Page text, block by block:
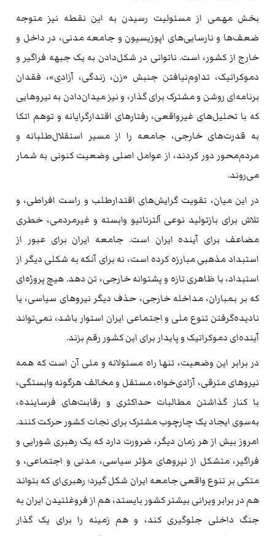
بخش مهمی از مسئولیت رسیدن به این نقطه نیز متوجه
ضعف‌ها و نارسایی‌های اپوزیسیون و جامعه مدنی، در داخل و
خارج از کشور، است. ناتوانی در شکل‌دادن به یک جبهه فراگیر و
دموکراتیک، تداوم‌نیافتن جنبش «زن، زندگی، آزادی»، فقدان
برنامه‌ای روشن و مشترک برای گذار، و نیز میدان‌دادن به نیروهایی
که با تحلیل‌های غیرواقعی، رفتارهای اقتدارگرایانه و توهم اتکا
به قدرت‌های خارجی، جامعه را از مسیر استقلال‌طلبانه و
مردم‌محور دور کردند، از عوامل اصلی وضعیت کنونی به شمار
می‌روند.
در این میان، تقویت گرایش‌های اقتدارطلب و راست افراطی، و
تلاش برای بازتولید نوعی آلترناتیو وابسته و غیرمردمی، خطری
مضاعف برای آینده ایران است. جامعه ایران برای عبور از
استبداد مذهبی مبارزه کرده است، نه برای آنکه به شکلی دیگر از
استبداد، با ظاهری تازه و پشتوانه خارجی، تن دهد. هیچ پروژه‌ای
که بر بمباران، مداخله خارجی، حذف دیگر نیروهای سیاسی، یا
نادیده‌گرفتن تنوع ملی و اجتماعی ایران استوار باشد، نمی‌تواند
آینده‌ای دموکراتیک و پایدار برای این کشور رقم بزند.
در برابر این وضعیت، تنها راه مسئولانه و ملی آن است که همه
نیروهای مترقی، آزادی‌خواه، مستقل و مخالف هرگونه وابستگی،
با کنار گذاشتن مطالبات حداکثری و رقابت‌های فرساینده،
به‌سوی ایجاد یک چارچوب مشترک برای نجات کشور حرکت کنند.
امروز بیش از هر زمان دیگر، ضرورت دارد که یک رهبری شورایی و
فراگیر، متشکل از نیروهای مؤثر سیاسی، مدنی و اجتماعی، و
متکی بر تنوع واقعی جامعه ایران شکل گیرد؛ رهبری‌ای که بتواند
هم در برابر ویرانی بیشتر کشور بایستد، هم از فروغلتیدن ایران به
جنگ داخلی جلوگیری کند، و هم زمینه را برای یک گذار